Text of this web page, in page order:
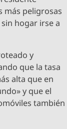
más peligrosas
hogar irse a
y
que la tasa
alta que en
y que el
también